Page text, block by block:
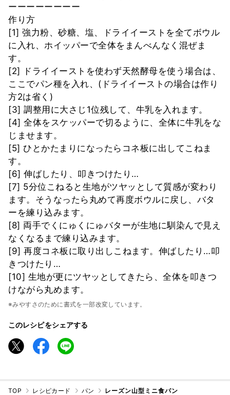
ーーーーーーーー
作り方
[1] 強力粉、砂糖、塩、ドライイーストを全てボウル
に入れ、ホイッパーで全体をまんべんなく混ぜま
す。
[2] ドライイーストを使わず天然酵母を使う場合は、
ここでパン種を入れ、(ドライイーストの場合は作り
方2は省く)
[3] 調整用に大さじ1位残して、牛乳を入れます。
[4] 全体をスケッパーで切るように、全体に牛乳をな
じませます。
[5] ひとかたまりになったらコネ板に出してこねま
す。
[6] 伸ばしたり、叩きつけたり…
[7] 5分位こねると生地がツヤッとして質感が変わり
ます。そうなったら丸めて再度ボウルに戻し、バタ
ーを練り込みます。
[8] 両手でくにゅくにゅバターが生地に馴染んで見え
なくなるまで練り込みます。
[9] 再度コネ板に取り出しこねます。伸ばしたり…叩
きつけたり…
[10] 生地が更にツヤッとしてきたら、全体を叩きつ
けながら丸めます。
※みやすさのために書式を一部改変しています。
このレシピをシェアする
TOP レシピカード パン レーズン山型ミニ食パン